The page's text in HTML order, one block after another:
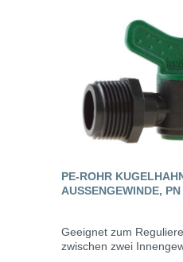
PE-ROHR
AUSSENGEWINDE, PN
Geeignet zum
zwischen zwei